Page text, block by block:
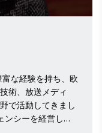
な経験を持ち、欧
術、放送メディ
で活動してきまし
ンシーを経営した